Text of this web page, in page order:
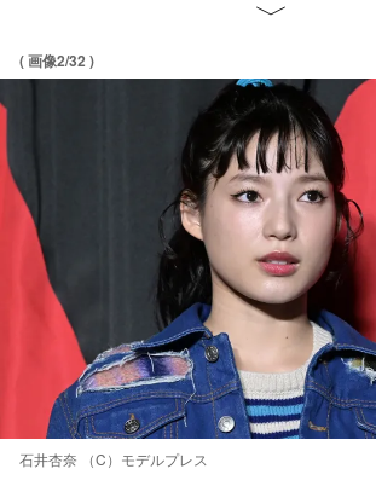
( 画像2/32 )
石井杏奈 （C）モデルプレス